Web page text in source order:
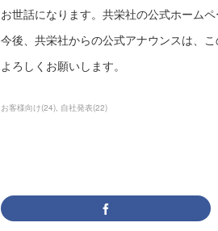
お世話になります。共栄社の公式ホーム
今後、共栄社からの公式アナウンスは、
よろしくお願いします。
お客様向け(24) 自社発表(22)